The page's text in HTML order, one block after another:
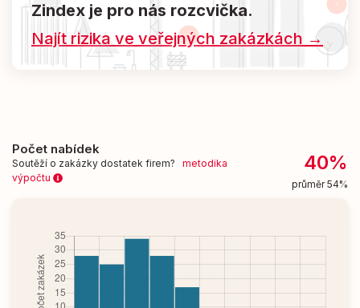
Zindex je pro nás rozcvička.
Najít rizika ve veřejných zakázkách →
Počet nabídek
Soutěží o zakázky dostatek firem? metodika
výpočtu
40%
průměr 54%